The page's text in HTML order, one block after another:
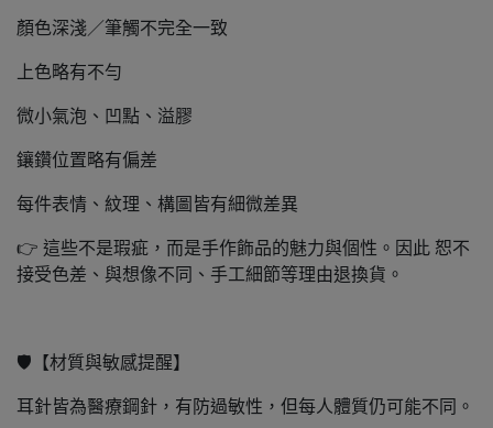
顏色深淺／筆觸不完全一致
上色略有不勻
微小氣泡、凹點、溢膠
鑲鑽位置略有偏差
每件表情、紋理、構圖皆有細微差異
👉 這些不是瑕疵，而是手作飾品的魅力與個性。因此 恕不
接受色差、與想像不同、手工細節等理由退換貨。
🛡️【材質與敏感提醒】
耳針皆為醫療鋼針，有防過敏性，但每人體質仍可能不同。